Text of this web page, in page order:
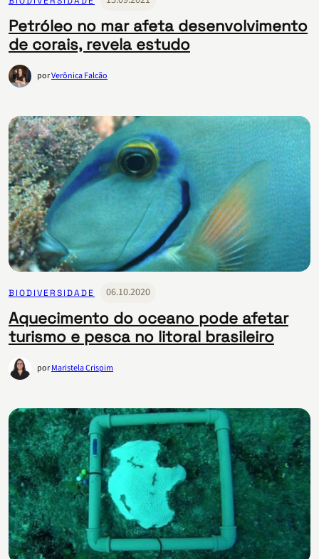
Petróleo no mar afeta desenvolvimento
de corais, revela estudo
porVerônica Falcão
BIODIVERSIDADE 06.10.2020
Aquecimento do oceano pode afetar
turismo e pesca no litoral brasileiro
porMaristela Crispim